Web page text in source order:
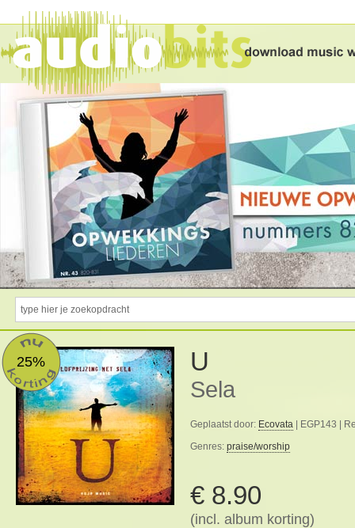
25% U
Sela
Geplaatst door: Ecovata | EGP143 |
Genres: praise/worship
€ 8.90
(incl. album korting)